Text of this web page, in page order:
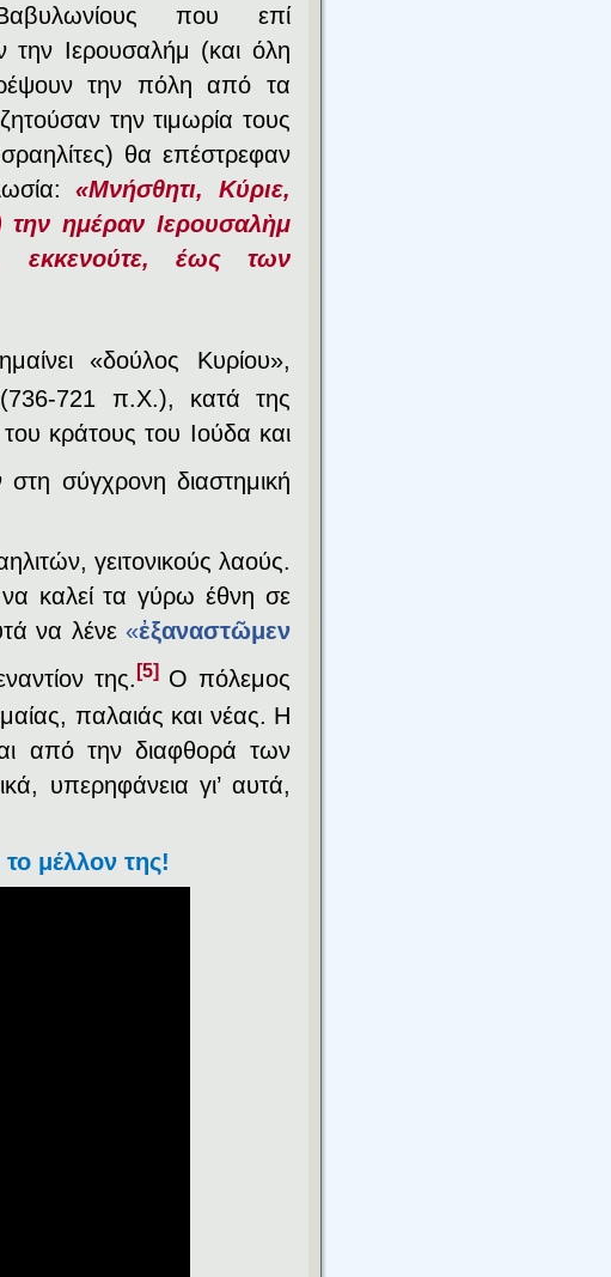
που επί
την Ιερουσαλήμ (και όλη
την πόλη από τα
ζητούσαν την τιμωρία τους
θα επέστρεφαν
«Μνήσθητι, Κύριε,
ημέραν Ιερουσαλὴμ
εκκενούτε, έως των
«δούλος Κυρίου»,
721 π.Χ.), κατά της
κράτους του Ιούδα και
σύγχρονη διαστημική
γειτονικούς λαούς.
να καλεί τα γύρω έθνη σε
να λένε «ἐξαναστῶμεν
της. [5]Ο πόλεμος
παλαιάς και νέας. Η
από την διαφθορά των
υπερηφάνεια γι’ αυτά,
μέλλον της!